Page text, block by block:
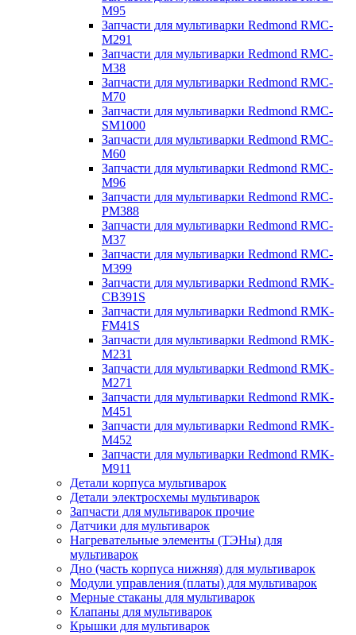
M95
Запчасти для мультиварки Redmond RMC-
M291
Запчасти для мультиварки Redmond RMC-
M38
Запчасти для мультиварки Redmond RMC-
M70
Запчасти для мультиварки Redmond RMC-
SM1000
Запчасти для мультиварки Redmond RMC-
M60
Запчасти для мультиварки Redmond RMC-
M96
Запчасти для мультиварки Redmond RMC-
PM388
Запчасти для мультиварки Redmond RMC-
M37
Запчасти для мультиварки Redmond RMC-
M399
Запчасти для мультиварки Redmond RMK-
CB391S
Запчасти для мультиварки Redmond RMK-
FM41S
Запчасти для мультиварки Redmond RMK-
M231
Запчасти для мультиварки Redmond RMK-
M271
Запчасти для мультиварки Redmond RMK-
M451
Запчасти для мультиварки Redmond RMK-
M452
Запчасти для мультиварки Redmond RMK-
M911
Детали корпуса мультиварок
Детали электросхемы мультиварок
Запчасти для мультиварок прочие
Датчики для мультиварок
Нагревательные элементы (ТЭНы) для
мультиварок
Дно (часть корпуса нижняя) для мультиварок
Модули управления (платы) для мультиварок
Мерные стаканы для мультиварок
Клапаны для мультиварок
Крышки для мультиварок